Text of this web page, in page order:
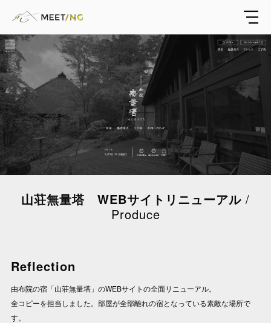
山荘無量塔 WEBサイトリニューアル
Produce
Reflection
由布院の宿「山荘無量塔」のWEBサイトの全面リニューアル。
全コピーを担当しました。 部屋が全部離れの宿となっている素敵な場所で
す。